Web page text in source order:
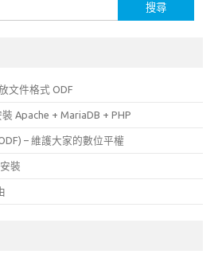
文件格式 ODF
Apache + MariaDB + PHP
– 維護大家的數位平權
裝